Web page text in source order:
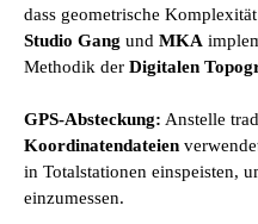
dass geometrische
Studio Gang und MKA
Methodik der Digitalen
GPS-Absteckung: Anstelle
Koordinatendateien
in Totalstationen einspeisten,
einzumessen.